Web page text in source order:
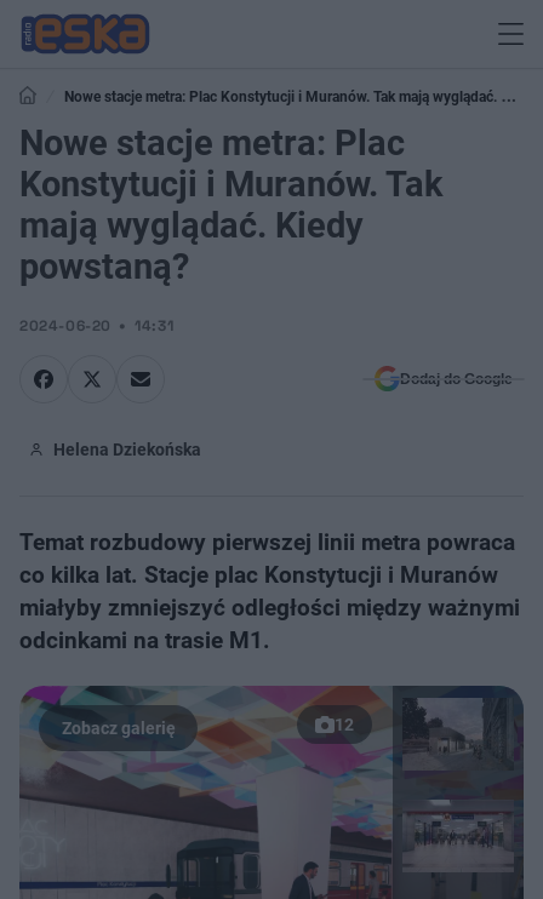
Nowe stacje metra: Plac Konstytucji i Muranów. Tak mają wyglądać. Kiedy
powstaną?
Nowe stacje metra: Plac
Konstytucji i Muranów. Tak
mają wyglądać. Kiedy
powstaną?
2024-06-20 14:31
Dodaj do Google
Helena Dziekońska
Temat rozbudowy pierwszej linii metra powraca
co kilka lat. Stacje plac Konstytucji i Muranów
miałyby zmniejszyć odległości między ważnymi
odcinkami na trasie M1.
12